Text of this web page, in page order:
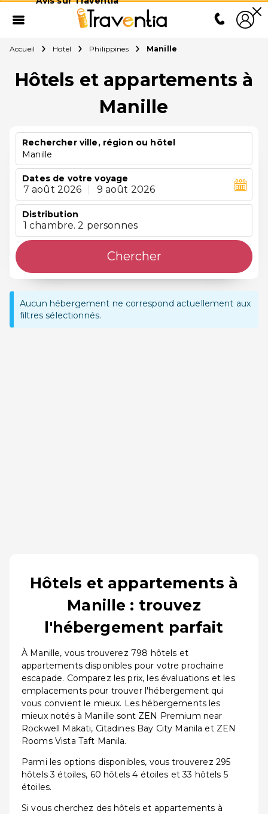
Accueil Hotel Philippines Manille
Hôtels et appartements à
Manille
Rechercher ville, région ou hôtel
Manille
Dates de votre voyage
7 août 2026 9 août 2026
Distribution
1 chambre. 2 personnes
Chercher
Aucun hébergement ne correspond actuellement aux
filtres sélectionnés.
Hôtels et appartements à
Manille : trouvez
l'hébergement parfait
À Manille, vous trouverez 798 hôtels et
appartements disponibles pour votre prochaine
escapade. Comparez les prix, les évaluations et les
emplacements pour trouver l'hébergement qui
vous convient le mieux. Les hébergements les
mieux notés à Manille sont ZEN Premium near
Rockwell Makati, Citadines Bay City Manila et ZEN
Rooms Vista Taft Manila.
Parmi les options disponibles, vous trouverez 295
hôtels 3 étoiles, 60 hôtels 4 étoiles et 33 hôtels 5
étoiles.
Si vous cherchez des hôtels et appartements à